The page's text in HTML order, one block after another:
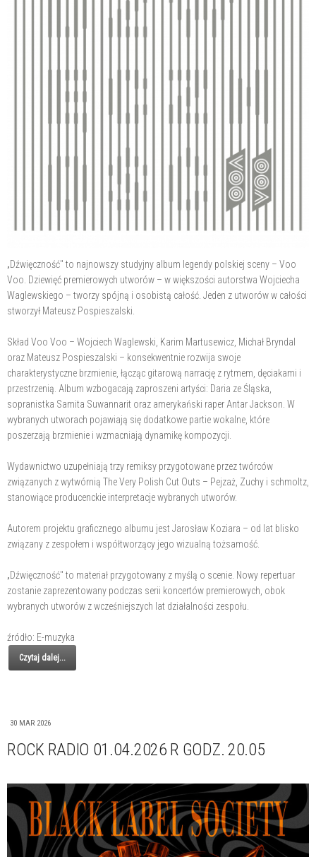
„Dźwięczność" to najnowszy studyjny album legendy polskiej sceny – Voo
Voo. Dziewięć premierowych utworów – w większości autorstwa Wojciecha
Waglewskiego – tworzy spójną i osobistą całość. Jeden z utworów w całości
stworzył Mateusz Pospieszalski.
Skład Voo Voo – Wojciech Waglewski, Karim Martusewicz, Michał Bryndal
oraz Mateusz Pospieszalski – konsekwentnie rozwija swoje
charakterystyczne brzmienie, łącząc gitarową narrację z rytmem, dęciakami i
przestrzenią. Album wzbogacają zaproszeni artyści: Daria ze Śląska,
sopranistka Samita Suwannarit oraz amerykański raper Antar Jackson. W
wybranych utworach pojawiają się dodatkowe partie wokalne, które
poszerzają brzmienie i wzmacniają dynamikę kompozycji.
Wydawnictwo uzupełniają trzy remiksy przygotowane przez twórców
związanych z wytwórnią The Very Polish Cut Outs – Pejzaż, Zuchy i schmoltz,
stanowiące producenckie interpretacje wybranych utworów.
Autorem projektu graficznego albumu jest Jarosław Koziara – od lat blisko
związany z zespołem i współtworzący jego wizualną tożsamość.
„Dźwięczność" to materiał przygotowany z myślą o scenie. Nowy repertuar
zostanie zaprezentowany podczas serii koncertów premierowych, obok
wybranych utworów z wcześniejszych lat działalności zespołu.
źródło: E-muzyka
Czytaj dalej...
30 MAR 2026
ROCK RADIO 01.04.2026 R GODZ. 20.05